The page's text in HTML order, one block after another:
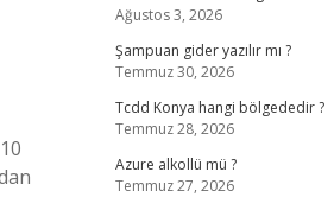
Ağustos 3, 2026
Şampuan gider yazılır mı ?
Temmuz 30, 2026
Tcdd Konya hangi bölgededir ?
Temmuz 28, 2026
Azure alkollü mü ?
Temmuz 27, 2026